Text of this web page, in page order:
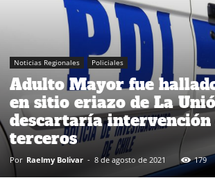
Noticias Regionales Policiales
Adulto Mayor fue
en sitio eriazo de La
descartaría intervención
terceros
Por Raelmy Bolivar - 8 de agosto de 2021 179